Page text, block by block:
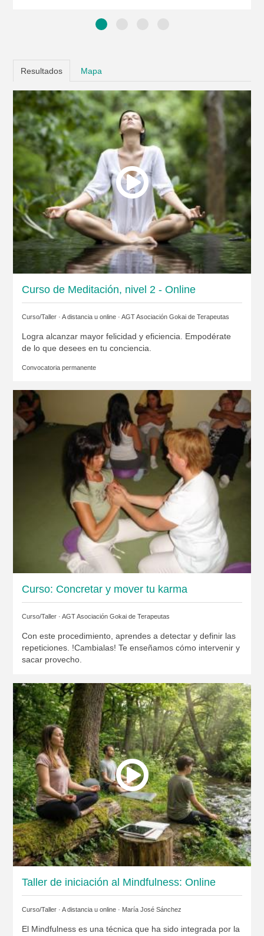
Resultados Mapa
Curso de Meditación, nivel 2 - Online
Curso/Taller · A distancia u online · AGT Asociación Gokai de Terapeutas
Logra alcanzar mayor felicidad y eficiencia. Empodérate
de lo que desees en tu conciencia.
Convocatoria permanente
Curso: Concretar y mover tu karma
Curso/Taller · AGT Asociación Gokai de Terapeutas
Con este procedimiento, aprendes a detectar y definir las
repeticiones. !Cambialas! Te enseñamos cómo intervenir y
sacar provecho.
Taller de iniciación al Mindfulness: Online
Curso/Taller · A distancia u online · María José Sánchez
El Mindfulness es una técnica que ha sido integrada por la